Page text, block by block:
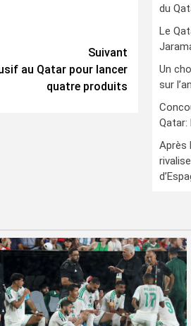
Suivant
au Qatar pour lancer
quatre produits
du
Le
Un
sur
Après